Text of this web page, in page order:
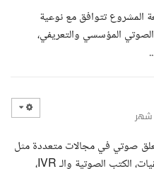
المشروع تتوافق مع نوعية
المؤسسي والتعريفي،
شهر
معلق صوتي في مجالات متعددة مثل
الإعلانات، الفيديوهات التعليمية، الوثائقيات، الكتب الصوتية والـ IVR،